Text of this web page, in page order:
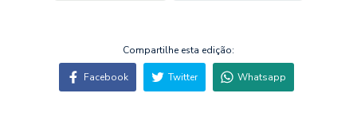
Compartilhe esta edição:
Facebook Twitter Whatsapp